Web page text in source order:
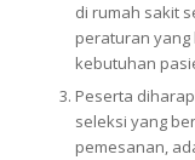
di rumah sakit
peraturan
kebutuhan
Peserta
seleksi yang
pemesanan,